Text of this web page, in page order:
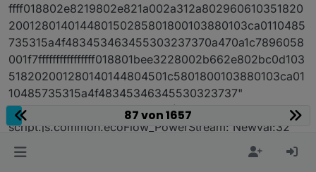
ffff018802e8219802e821a002a312a802960610351820
200128014014480150285801800103880103ca0110485
735315a4f483453463455303237370a470a1c7896058
001f7ffffffffffffffff018801bee3228002b662e802bc0d103
518202001280140144804501c5801800103880103ca01
10485735315a4f48345346345530323737"
10:03:00.014 info javascript.0 (1121881)
script.js.common.ecoFlow_PowerStream: Newval:32
10:03:00.129 info javascript.0 (1121881)
script.js.common.ecoFlow_PowerStream: Fehler beim
87 von 1657